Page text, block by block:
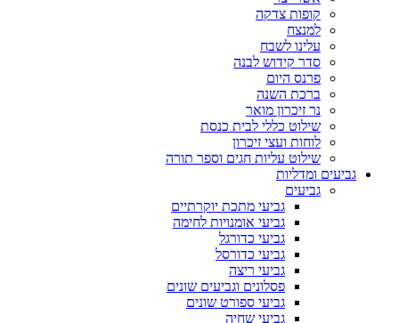
קופות צדקה
למנצח
עלינו לשבח
סדר קידוש לבנה
פרנס היום
ברכת השנה
נר זיכרון מואר
שילוט כללי לבית כנסת
לוחות ועצי זיכרון
שילוט עליות חגים וספר תורה
גביעים ומדליות
גביעים
גביעי מתכת יוקרתיים
גביעי אומנויות לחימה
גביעי כדורגל
גביעי כדורסל
גביעי ריצה
פסלונים וגביעים שונים
גביעי ספורט שונים
גביעי שחיה